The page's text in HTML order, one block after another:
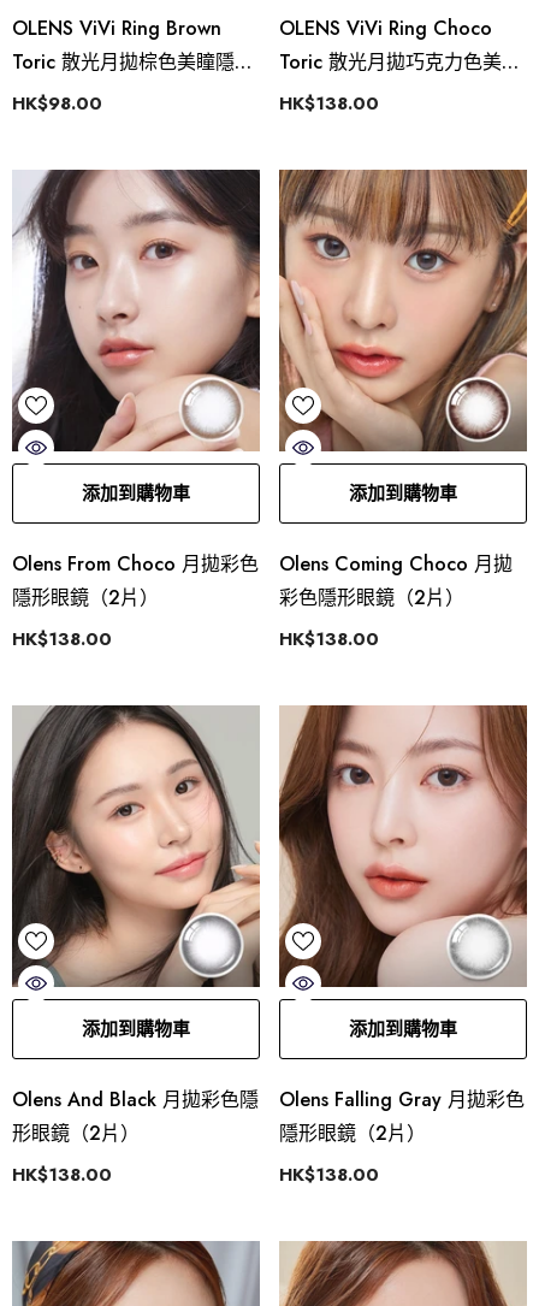
OLENS ViVi Ring Brown
Toric 散光月拋棕色美瞳隱形
眼鏡（1片）
HK$98.00
OLENS ViVi Ring Choco
Toric 散光月拋巧克力色美瞳
隱形眼鏡（1片）
HK$138.00
添加到購物車
Olens From Choco 月拋彩色
隱形眼鏡（2片）
HK$138.00
添加到購物車
Olens Coming Choco 月拋
彩色隱形眼鏡（2片）
HK$138.00
添加到購物車
Olens And Black 月拋彩色隱
形眼鏡（2片）
HK$138.00
添加到購物車
Olens Falling Gray 月拋彩色
隱形眼鏡（2片）
HK$138.00